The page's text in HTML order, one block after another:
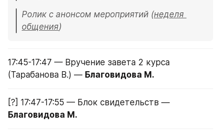
Ролик с анонсом мероприятий (неделя
общения)
17:45-17:47 — Вручение завета 2 курса
(Тарабанова В.) — Благовидова М.
Благовидова М.